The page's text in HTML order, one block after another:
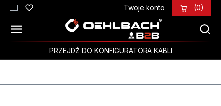
Przejdź do głównej zawartości Twoje konto (0)
PRZEJDŹ DO KONFIGURATORA KABLI